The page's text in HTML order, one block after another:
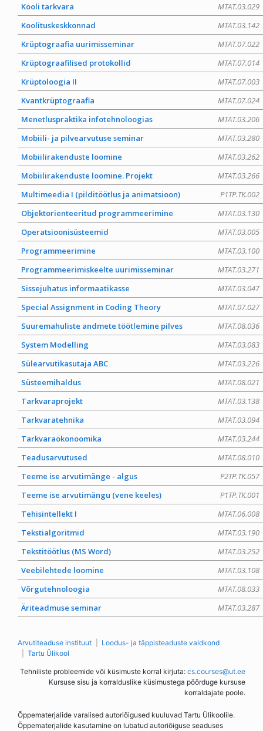
MTAT.03.029
Kooli tarkvara
MTAT.03.142
Koolituskeskkonnad
MTAT.07.022
Krüptograafia uurimisseminar
MTAT.07.014
Krüptograafilised protokollid
MTAT.07.003
Krüptoloogia II
MTAT.07.024
Kvantkrüptograafia
MTAT.03.206
Menetluspraktika infotehnoloogias
MTAT.03.280
Mobiili- ja pilvearvutuse seminar
MTAT.03.262
Mobiilirakenduste loomine
MTAT.03.266
Mobiilirakenduste loomine. Projekt
P1TP.TK.002
Multimeedia I (pilditöötlus ja animatsioon)
MTAT.03.130
Objektorienteeritud programmeerimine
MTAT.03.005
Operatsioonisüsteemid
MTAT.03.100
Programmeerimine
MTAT.03.271
Programmeerimiskeelte uurimisseminar
MTAT.03.047
Sissejuhatus informaatikasse
MTAT.07.027
Special Assignment in Coding Theory
MTAT.08.036
Suuremahuliste andmete töötlemine pilves
MTAT.03.083
System Modelling
MTAT.03.226
Sülearvutikasutaja ABC
MTAT.08.021
Süsteemihaldus
MTAT.03.138
Tarkvaraprojekt
MTAT.03.094
Tarkvaratehnika
MTAT.03.244
Tarkvaraökonoomika
MTAT.08.010
Teadusarvutused
P2TP.TK.057
Teeme ise arvutimänge - algus
P1TP.TK.001
Teeme ise arvutimängu (vene keeles)
MTAT.06.008
Tehisintellekt I
MTAT.03.190
Tekstialgoritmid
MTAT.03.252
Tekstitöötlus (MS Word)
MTAT.03.108
Veebilehtede loomine
MTAT.08.033
Võrgutehnoloogia
MTAT.03.287
Äriteadmuse seminar
Arvutiteaduse instituut
Loodus- ja täppisteaduste valdkond
Tartu Ülikool
Tehniliste probleemide või küsimuste korral kirjuta: cs.courses@ut.ee
Kursuse sisu ja korralduslike küsimustega pöörduge kursuse
korraldajate poole.
Õppematerjalide varalised autoriõigused kuuluvad Tartu Ülikoolile.
Õppematerjalide kasutamine on lubatud autoriõiguse seaduses